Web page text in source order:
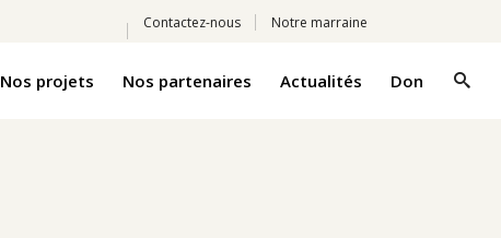
Contactez-nous Notre marraine
Nos projets Nos partenaires Actualités Don